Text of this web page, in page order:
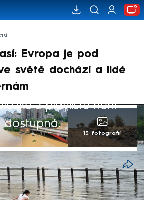
Evropa je pod
světě dochází a lidé
z playlistu není
dostupná.
13 fotografií
počasí trápí nejen Česko,